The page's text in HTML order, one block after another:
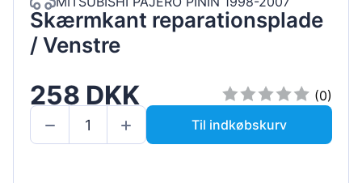
Skærmkant reparationsplade
/ Venstre
258 DKK
(0)
Til indkøbskurv